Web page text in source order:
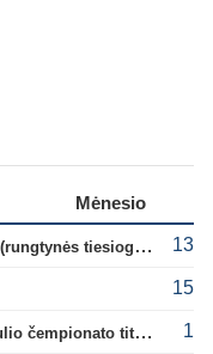
Mėnesio
Konferencijų lyga: „Žalgiris“ – „Hajduk“ (rungtynės tiesiogiai) 13
15
B. Mendy: „Darau ką noriu su savo pasaulio čempionato titulu“ 1